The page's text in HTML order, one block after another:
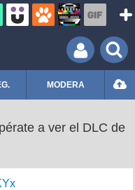
MODERA
a ver el DLC de